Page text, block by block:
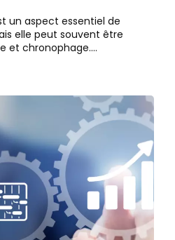
un aspect essentiel de
elle peut souvent être
et chronophage.
en vigueur. Voici
vous faire gagner du
productivité de votre